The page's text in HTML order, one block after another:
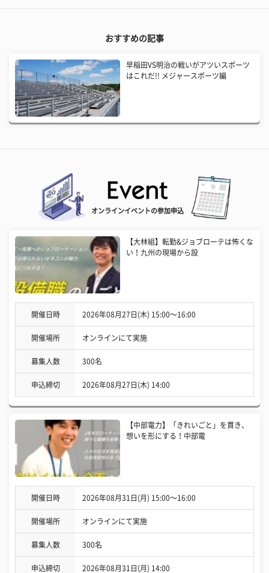
おすすめの記事
早稲田VS明治の戦いがアツいスポーツ
はこれだ!! メジャースポーツ編
オンラインイベントの参加申込
【大林組】転勤&ジョブローテは怖くな
い！九州の現場から設
開催日時 2026年08月27日(木) 15:00〜16:00
開催場所 オンラインにて実施
募集人数 300名
申込締切 2026年08月27日(木) 14:00
【中部電力】「きれいごと」を貫き、
想いを形にする！中部電
開催日時 2026年08月31日(月) 15:00〜16:00
開催場所 オンラインにて実施
募集人数 300名
申込締切 2026年08月31日(月) 14:00